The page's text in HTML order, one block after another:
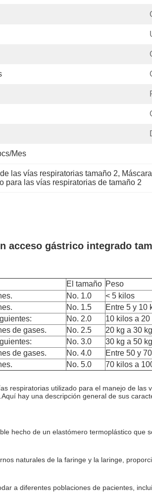
mes
las vías respiratorias tamaño 2,
para las vías respiratorias de tamaño 2
acceso gástrico integrado
El tamaño Peso
No. 1.0
< 5 kilos
No. 1.5
Entre 5 y 10
No. 2.0
10 kilos a 20
de gases.
No. 2.5
20 kg a 30 kg
No. 3.0
30 kg a 50 kg
de gases.
No. 4.0
Entre 50 y
No. 5.0 70 kilos a
respiratorias utilizado para el manejo de
hay una descripción general de sus
hecho de un elastómero termoplástico
naturales de la faringe y la laringe,
a diferentes poblaciones de pacientes,